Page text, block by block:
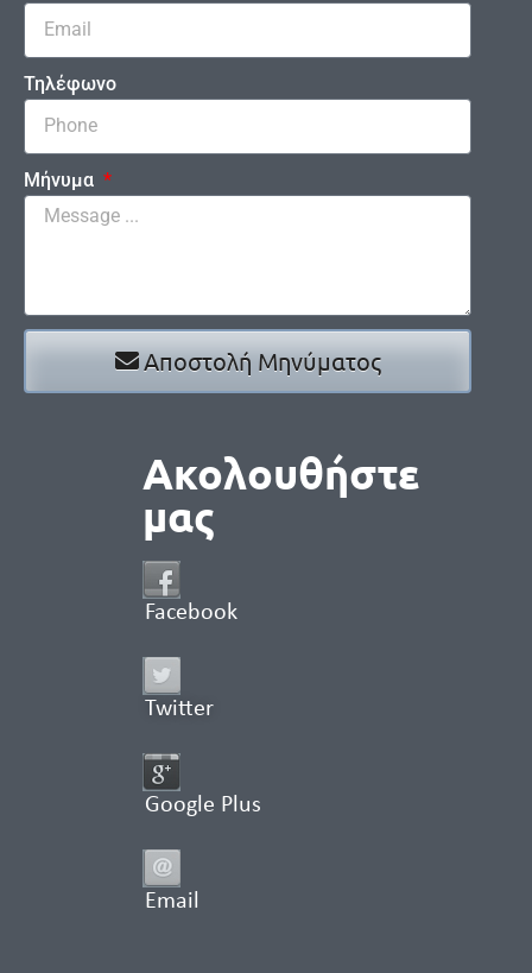
Τηλέφωνο
Μήνυμα
Αποστολή Μηνύματος
Ακολουθήστε
μας
Facebook
Twitter
Google Plus
Email